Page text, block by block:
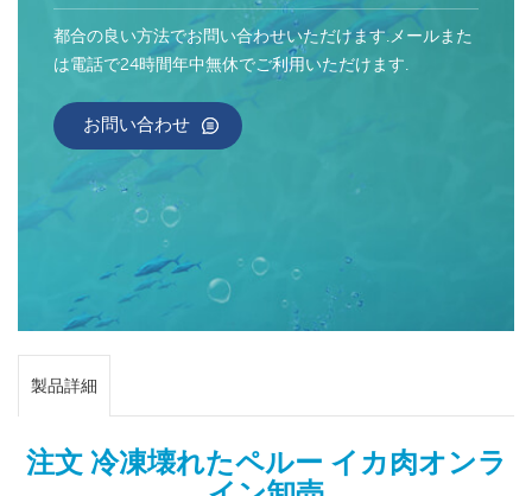
都合の良い方法でお問い合わせいただけます.メールまた
は電話で24時間年中無休でご利用いただけます.
お問い合わせ
製品詳細
注文 冷凍壊れたペルー イカ肉オンラ